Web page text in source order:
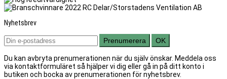
Nyhetsbrev
Prenumerera OK
Du kan avbryta prenumerationen när du själv önskar. Meddela oss
via kontaktformuläret så hjälper vi dig eller gå in på ditt konto i
butiken och bocka av prenumerationen för nyhetsbrev.